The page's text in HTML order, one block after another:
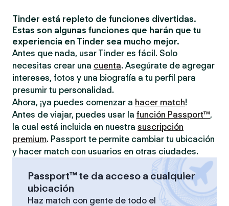
Tinder está repleto de funciones divertidas.
Estas son algunas funciones que harán que tu
experiencia en Tinder sea mucho mejor.
Antes que nada, usar Tinder es fácil. Solo
necesitas crear una cuenta. Asegúrate de agregar
intereses, fotos y una biografía a tu perfil para
presumir tu personalidad.
Ahora, ¡ya puedes comenzar a hacer match!
Antes de viajar, puedes usar la función Passport™,
la cual está incluida en nuestra suscripción
premium. Passport te permite cambiar tu ubicación
y hacer match con usuarios en otras ciudades.
Passport™ te da acceso a cualquier
ubicación
Haz match con gente de todo el